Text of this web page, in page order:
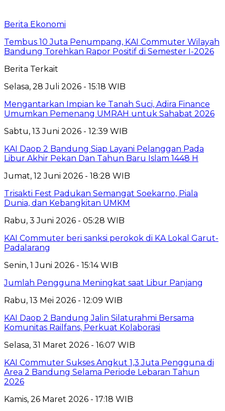
Berita Ekonomi
Tembus 10 Juta Penumpang, KAI Commuter Wilayah
Bandung Torehkan Rapor Positif di Semester I-2026
Berita Terkait
Selasa, 28 Juli 2026 - 15:18 WIB
Mengantarkan Impian ke Tanah Suci, Adira Finance
Umumkan Pemenang UMRAH untuk Sahabat 2026
Sabtu, 13 Juni 2026 - 12:39 WIB
KAI Daop 2 Bandung Siap Layani Pelanggan Pada
Libur Akhir Pekan Dan Tahun Baru Islam 1448 H
Jumat, 12 Juni 2026 - 18:28 WIB
Trisakti Fest Padukan Semangat Soekarno, Piala
Dunia, dan Kebangkitan UMKM
Rabu, 3 Juni 2026 - 05:28 WIB
KAI Commuter beri sanksi perokok di KA Lokal Garut-
Padalarang
Senin, 1 Juni 2026 - 15:14 WIB
Jumlah Pengguna Meningkat saat Libur Panjang
Rabu, 13 Mei 2026 - 12:09 WIB
KAI Daop 2 Bandung Jalin Silaturahmi Bersama
Komunitas Railfans, Perkuat Kolaborasi
Selasa, 31 Maret 2026 - 16:07 WIB
KAI Commuter Sukses Angkut 1,3 Juta Pengguna di
Area 2 Bandung Selama Periode Lebaran Tahun
2026
Kamis, 26 Maret 2026 - 17:18 WIB